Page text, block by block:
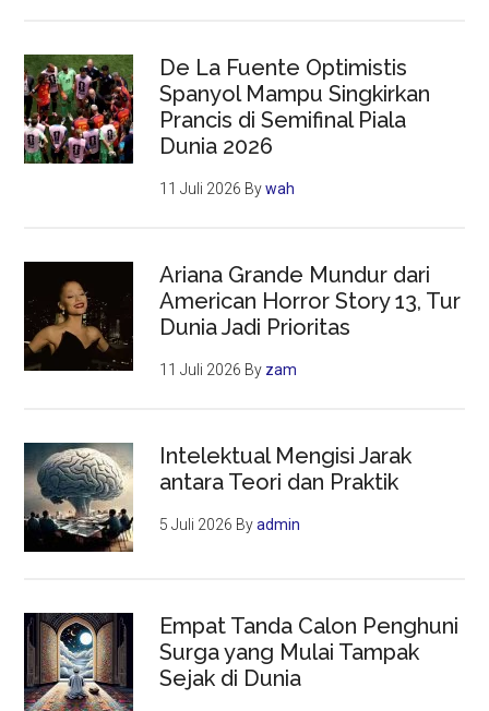
De La Fuente Optimistis
Spanyol Mampu Singkirkan
Prancis di Semifinal Piala
Dunia 2026
11 Juli 2026 Bywah
Ariana Grande Mundur dari
American Horror Story 13, Tur
Dunia Jadi Prioritas
11 Juli 2026 By zam
Intelektual Mengisi Jarak
antara Teori dan Praktik
5 Juli 2026 Byadmin
Empat Tanda Calon Penghuni
Surga yang Mulai Tampak
Sejak di Dunia